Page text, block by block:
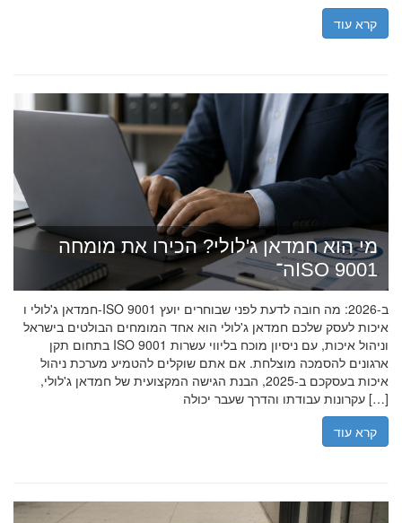
קרא עוד
מי הוא חמדאן ג'לולי? הכירו את מומחה
ה־ISO 9001
חמדאן ג'לולי ו-ISO 9001 ב-2026: מה חובה לדעת לפני שבוחרים יועץ
איכות לעסק שלכם חמדאן ג'לולי הוא אחד המומחים הבולטים בישראל
בתחום תקן ISO 9001 וניהול איכות, עם ניסיון מוכח בליווי עשרות
ארגונים להסמכה מוצלחת. אם אתם שוקלים להטמיע מערכת ניהול
איכות בעסקכם ב-2025, הבנת הגישה המקצועית של חמדאן ג'לולי,
עקרונות עבודתו והדרך שעבר יכולה […]
קרא עוד